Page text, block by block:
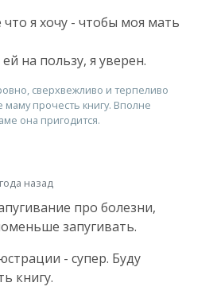
я хочу - чтобы моя мать
на пользу, я уверен.
сверхвежливо и терпеливо
маму прочесть книгу. Вполне
она пригодится.
назад
про болезни,
запугивать.
- супер. Буду
книгу.